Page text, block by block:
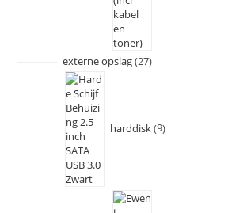
externe opslag 27
harddisk 9